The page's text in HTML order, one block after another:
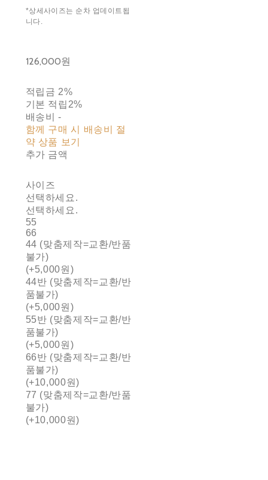
*상세사이즈는 순차 업데이트됩
니다.
126,000원
적립금 2%
기본 적립 2%
배송비-
함께 구매 시 배송비 절
약 상품 보기
추가 금액
사이즈
선택하세요.
선택하세요.
55
66
44 (맞춤제작=교환/반품
불가)
(+5,000원)
44반 (맞춤제작=교환/반
품불가)
(+5,000원)
55반 (맞춤제작=교환/반
품불가)
(+5,000원)
66반 (맞춤제작=교환/반
품불가)
(+10,000원)
77 (맞춤제작=교환/반품
불가)
(+10,000원)